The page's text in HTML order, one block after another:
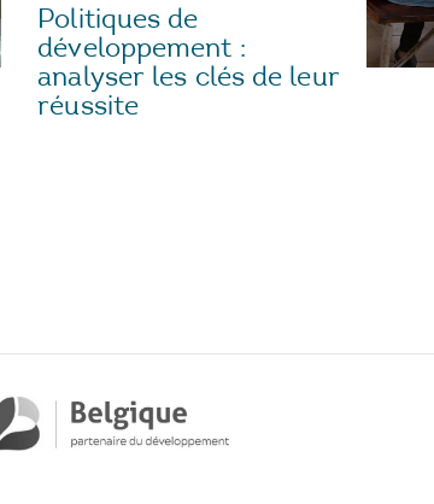
Politiques de
développement :
analyser les clés de leur
réussite